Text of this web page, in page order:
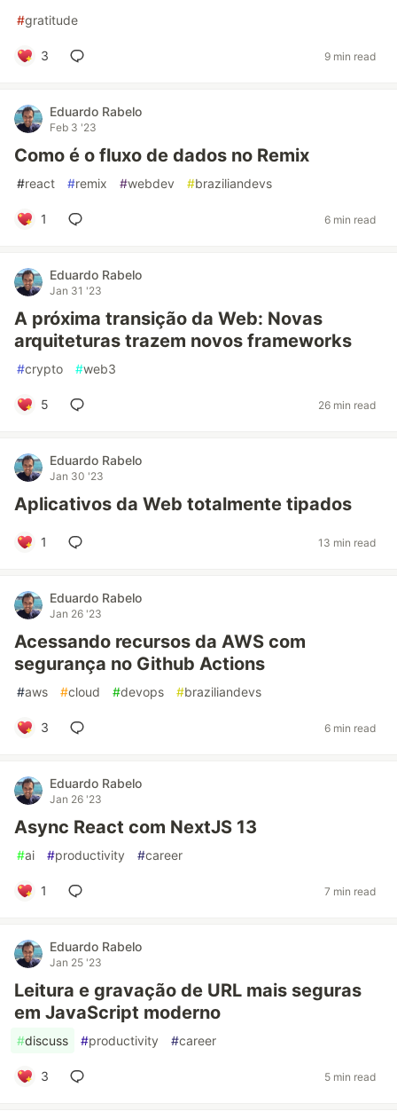
#gratitude
3 9 min read
Eduardo Rabelo
Feb 3 '23
Como é o fluxo de dados no Remix
#react #remix #webdev #braziliandevs
1 6 min read
Eduardo Rabelo
Jan 31 '23
A próxima transição da Web: Novas
arquiteturas trazem novos frameworks
#crypto #web3
5 26 min read
Eduardo Rabelo
Jan 30 '23
Aplicativos da Web totalmente tipados
1 13 min read
Eduardo Rabelo
Jan 26 '23
Acessando recursos da AWS com
segurança no Github Actions
#aws #cloud #devops #braziliandevs
3 6 min read
Eduardo Rabelo
Jan 26 '23
Async React com NextJS 13
#ai #productivity #career
1 7 min read
Eduardo Rabelo
Jan 25 '23
Leitura e gravação de URL mais seguras
em JavaScript moderno
#discuss #productivity #career
3 5 min read